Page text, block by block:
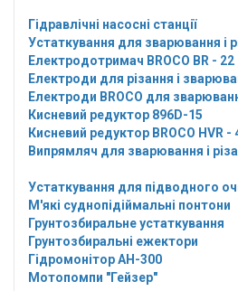
Гідравлічні насосні станції
Устаткування для зварювання і
Електродотримач BROCO BR - 22
Електроди для різання і
Електроди BROCO для
Кисневий редуктор 896D-15
Кисневий редуктор BROCO HVR -
Випрямляч для зварювання і
Устаткування для підводного
М'які суднопідіймальні понтони
Грунтозбиральне устаткування
Грунтозбиральні ежектори
Гідромонітор АН-300
Мотопомпи "Гейзер"